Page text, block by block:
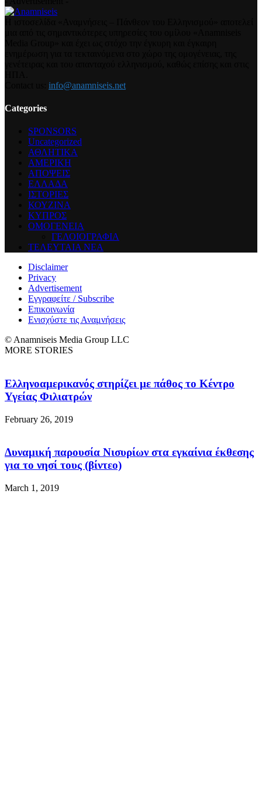
info@anamniseis.net
Categories
SPONSORS
Uncategorized
ΑΘΛΗΤΙΚΑ
ΑΜΕΡΙΚΗ
ΑΠΟΨΕΙΣ
ΕΛΛΑΔΑ
ΙΣΤΟΡΙΕΣ
ΚΟΥΖΙΝΑ
ΚΥΠΡΟΣ
ΟΜΟΓΕΝΕΙΑ
ΓΕΛΟΙΟΓΡΑΦΙΑ
ΤΕΛΕΥΤΑΙΑ ΝΕΑ
Disclaimer
Privacy
Advertisement
Εγγραφείτε / Subscribe
Επικοινωνία
Ενισχύστε τις Αναμνήσεις
© Anamniseis Media Group LLC
MORE STORIES
Ελληνοαμερικανός στηρίζει με πάθος το Κέντρο
Υγείας Φιλιατρών
February 26, 2019
Δυναμική παρουσία Νισυρίων στα εγκαίνια έκθεσης
για το νησί τους (βίντεο)
March 1, 2019